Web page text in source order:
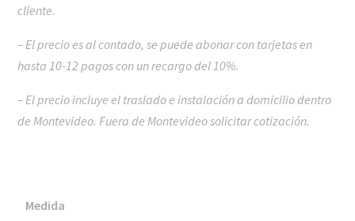
cliente.
– El precio es al contado, se puede abonar con tarjetas en
hasta 10-12 pagos con un recargo del 10%.
– El precio incluye el traslado e instalación a domicilio dentro
de Montevideo. Fuera de Montevideo solicitar cotización.
Medida